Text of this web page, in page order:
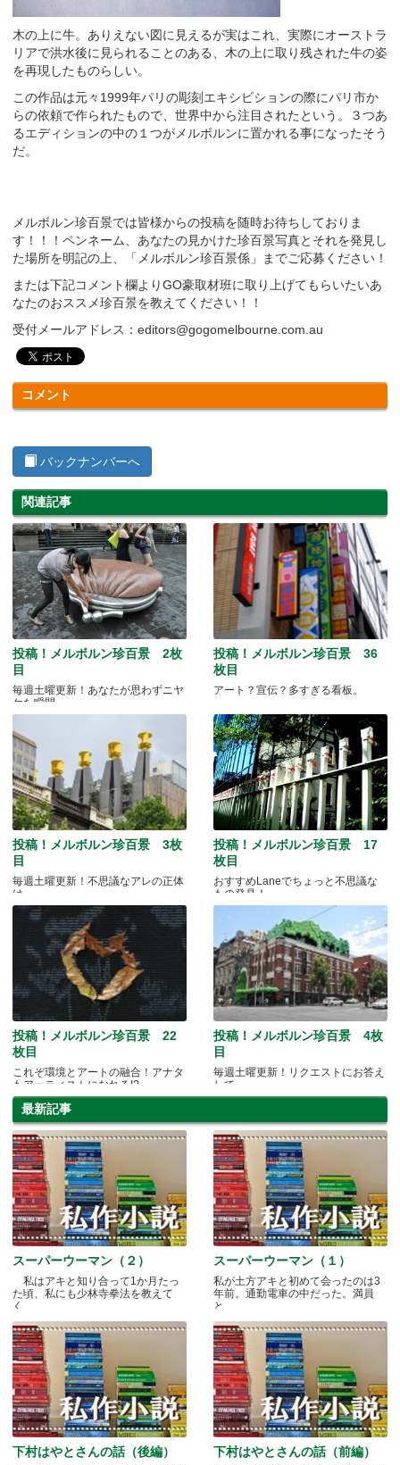
木の上に牛。ありえない図に見えるが実はこれ、実際にオーストラ
リアで洪水後に見られることのある、木の上に取り残された牛の姿
を再現したものらしい。
この作品は元々1999年パリの彫刻エキシビションの際にパリ市か
らの依頼で作られたもので、世界中から注目されたという。３つあ
るエディションの中の１つがメルボルンに置かれる事になったそう
だ。
メルボルン珍百景では皆様からの投稿を随時お待ちしておりま
す！！！ペンネーム、あなたの見かけた珍百景写真とそれを発見し
た場所を明記の上、「メルボルン珍百景係」までご応募ください！
または下記コメント欄よりGO豪取材班に取り上げてもらいたいあ
なたのおススメ珍百景を教えてください！！
受付メールアドレス：editors@gogomelbourne.com.au
コメント
バックナンバーへ
関連記事
投稿！メルボルン珍百景 2枚
目
毎週土曜更新！あなたが思わずニヤ
ケた瞬間
投稿！メルボルン珍百景 36
枚目
アート？宣伝？多すぎる看板。
投稿！メルボルン珍百景 3枚
目
毎週土曜更新！不思議なアレの正体
は...
投稿！メルボルン珍百景 17
枚目
おすすめLaneでちょっと不思議な
もの発見！
投稿！メルボルン珍百景 22
枚目
これぞ環境とアートの融合！アナタ
もアーティストになれる!?
投稿！メルボルン珍百景 4枚
目
毎週土曜更新！リクエストにお答え
して...
最新記事
スーパーウーマン（２）
私はアキと知り合って1か月たっ
た頃、私にも少林寺拳法を教えて
く.....
スーパーウーマン（１）
私が土方アキと初めて会ったのは3
年前。通勤電車の中だった。満員
と.....
下村はやとさんの話（後編） 下村はやとさんの話（前編）